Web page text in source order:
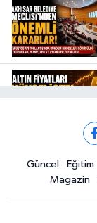
Güncel Eğitim
Magazin